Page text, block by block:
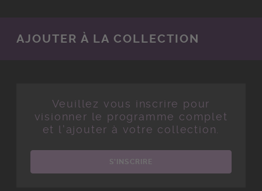
AJOUTER À LA COLLECTION
Veuillez vous inscrire pour
visionner le programme complet
et l'ajouter à votre collection.
S'INSCRIRE